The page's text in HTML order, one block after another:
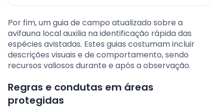
Por fim, um guia de campo atualizado sobre a
avifauna local auxilia na identificação rápida das
espécies avistadas. Estes guias costumam incluir
descrições visuais e de comportamento, sendo
recursos valiosos durante e após a observação.
Regras e condutas em áreas
protegidas